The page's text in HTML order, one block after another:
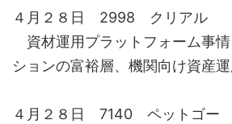
４月２８日 2998 クリアル
資材運用プラットフォーム事
ションの富裕層、機関向け資産運
４月２８日 7140 ペットゴー